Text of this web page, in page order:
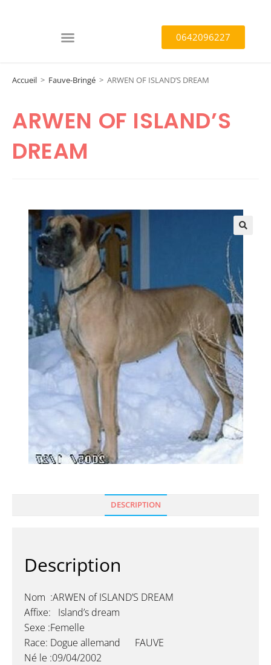
0642096227
Accueil > Fauve-Bringé > ARWEN OF ISLAND’S DREAM
ARWEN OF ISLAND’S
DREAM
DESCRIPTION
Description
Nom :ARWEN of ISLAND’S DREAM
Affixe: Island’s dream
Sexe :Femelle
Race: Dogue allemand FAUVE
Né le :09/04/2002